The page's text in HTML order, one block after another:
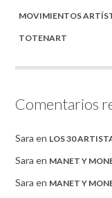
MOVIMIENTOS
TOTENART
Comentarios
Sara en LOS 30
Sara en MANET Y
Sara en MANET Y